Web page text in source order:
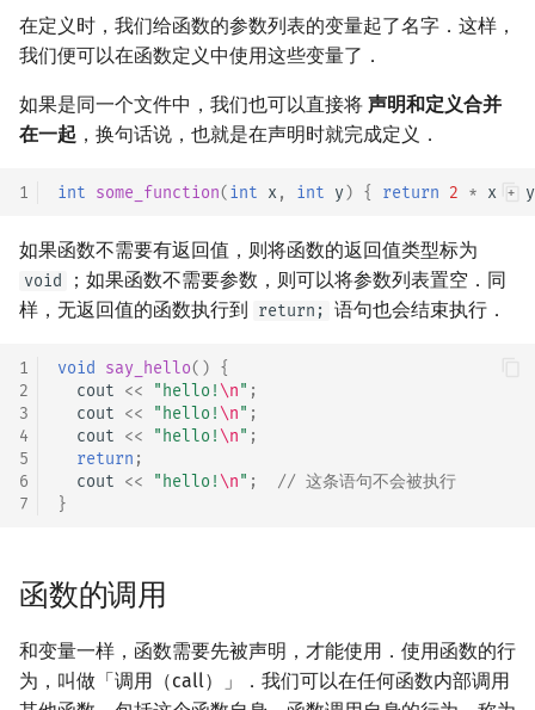
莫比乌斯反演
Powerful Number 筛
Min_25 筛
洲阁筛
类欧几里德算法
Stern–Brocot 树与 Farey
Berlekamp–Massey 算法
手指树
网络流
Prüfer 序列
矩阵树定理
LGV 引理
最大团搜索算法
支配树
图上随机游走
在定义时，我们给函数的参数列表的变量起了名字．这样，
我们便可以在函数定义中使用这些变量了．
如果是同一个文件中，我们也可以直接将 声明和定义合并
在一起 ，换句话说，也就是在声明时就完成定义．
1 int some_function(int x, int y) { return 2 * x + y
如果函数不需要有返回值，则将函数的返回值类型标为
void
；如果函数不需要参数，则可以将参数列表置空．同
样，无返回值的函数执行到 return; 语句也会结束执行．
1
2
3
4
5
6
7
void say_hello() {
cout << "hello! \n" ;
cout << "hello! \n" ;
cout << "hello! \n" ;
return ;
cout << "hello! \n" ;
// 这条语句不会被执行
}
函数的调用
和变量一样，函数需要先被声明，才能使用．使用函数的行
为，叫做「调用（call）」．我们可以在任何函数内部调用